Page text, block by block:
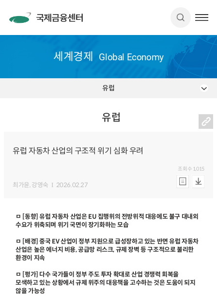
세계경제 Global Economy
유럽
유럽
유럽 자동차 산업의 구조적 위기 심화 우려
최가윤, 강영숙 2026.02.27
조회수 1,015
ㅁ [동향] 유럽 자동차 산업은 EU 집행위의 전방위적 대응에도 불구 대내외
수요가 위축되며 위기 국면이 장기화하는 모습
ㅁ [배경] 중국 EV 산업이 정부 지원으로 급성장하고 있는 반면 유럽 자동차
산업은 높은 에너지 비용, 공급망 리스크, 규제 장벽 등 구조적으로 불리한
환경이 지속
ㅁ [평가] 다수 국가들이 정부 주도 투자 확대로 산업 경쟁력 회복을
모색하고 있는 상황에서 규제 위주의 대응책을 고수하는 것은 도움이 되지
않을 가능성